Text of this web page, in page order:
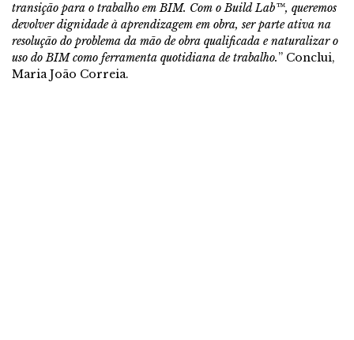
transição para o trabalho em BIM. Com o Build Lab™️, queremos
devolver dignidade à aprendizagem em obra, ser parte ativa na
resolução do problema da mão de obra qualificada e naturalizar o
uso do BIM como ferramenta quotidiana de trabalho.” Conclui,
Maria João Correia.